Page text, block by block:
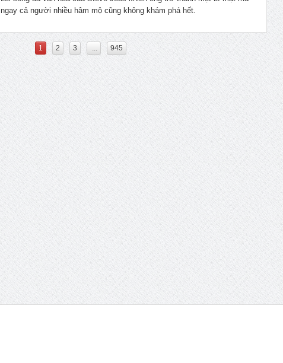
ngay cả người nhiều hâm mộ cũng không khám phá hết.
1 2 3 ... 945